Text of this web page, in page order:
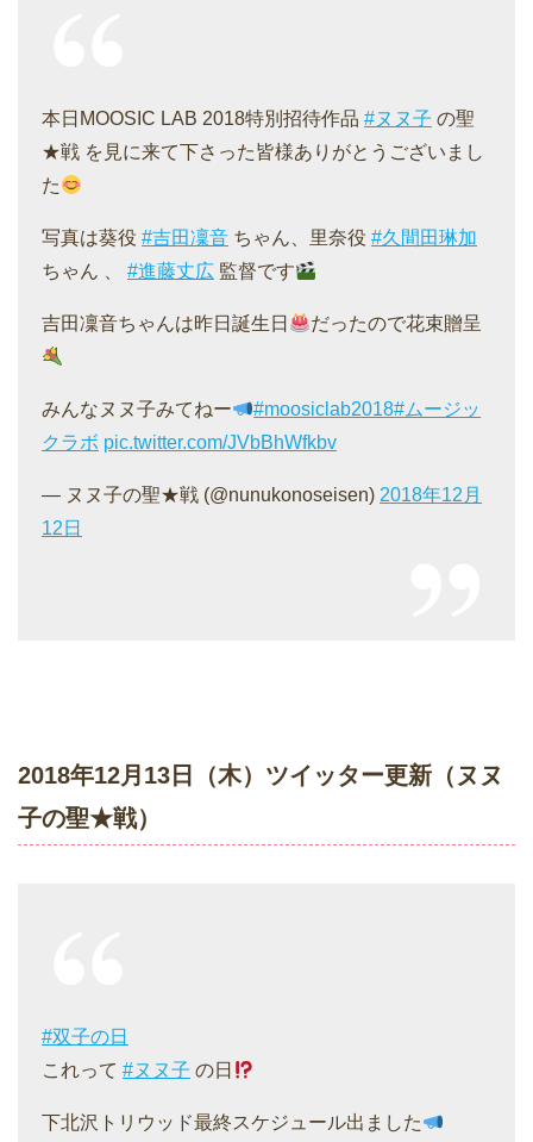
本日MOOSIC LAB 2018特別招待作品 #ヌヌ子 の聖
★戦 を見に来て下さった皆様ありがとうございまし
た
写真は葵役 #吉田凜音 ちゃん、里奈役 #久間田琳加
ちゃん 、 #進藤丈広 監督です
吉田凜音ちゃんは昨日誕生日 だったので花束贈呈
みんなヌヌ子みてねー #moosiclab2018#ムージッ
クラボ pic.twitter.com/JVbBhWfkbv
— ヌヌ子の聖★戦 (@nunukonoseisen) 2018年12月
12日
2018年12月13日（木）ツイッター更新（ヌヌ
子の聖★戦）
#双子の日
これって #ヌヌ子 の日
下北沢トリウッド最終スケジュール出ました